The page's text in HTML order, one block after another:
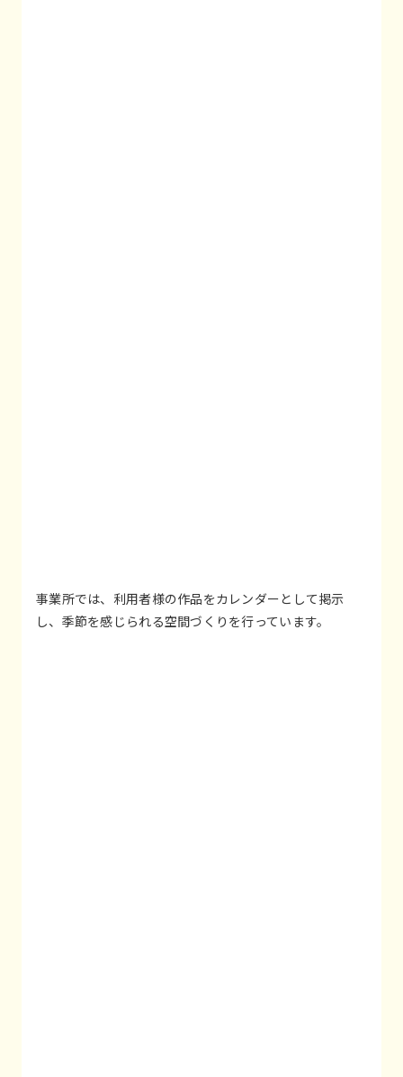
事業所では、利用者様の作品をカレンダーとして掲示
し、季節を感じられる空間づくりを行っています。